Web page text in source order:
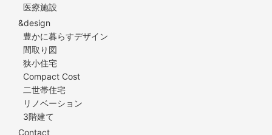
医療施設
&design
豊かに暮らすデザイン
間取り図
狭小住宅
Compact Cost
二世帯住宅
リノベーション
3階建て
Contact